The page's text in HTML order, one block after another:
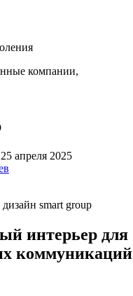
компании,
апреля 2025
интерьер для
коммуникаций